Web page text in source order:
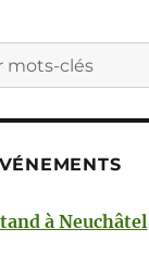
à Neuchâtel